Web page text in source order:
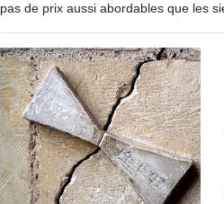
pas de prix aussi abordables que les